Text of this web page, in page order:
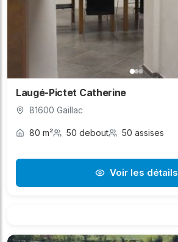
Laugé-Pictet Catherine
81600 Gaillac
80 m² 50 debout 50 assises
Voir les détails